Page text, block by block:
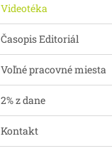
Videotéka
Časopis Editoriál
Voľné pracovné miesta
2% z dane
Kontakt